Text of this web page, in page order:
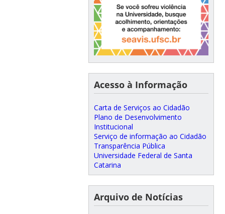
Acesso à Informação
Carta de Serviços ao Cidadão
Plano de Desenvolvimento
Institucional
Serviço de informação ao Cidadão
Transparência Pública
Universidade Federal de Santa
Catarina
Arquivo de Notícias